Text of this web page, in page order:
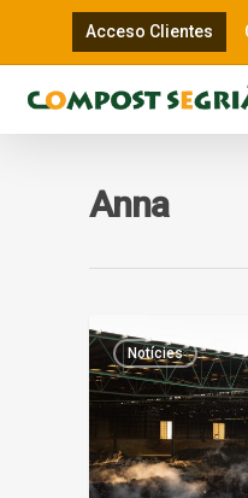
Acceso Clientes
Anna
Notícies